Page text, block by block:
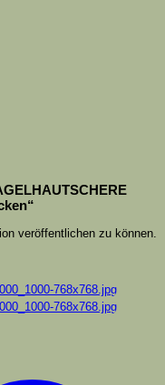
veröffentlichen zu können.